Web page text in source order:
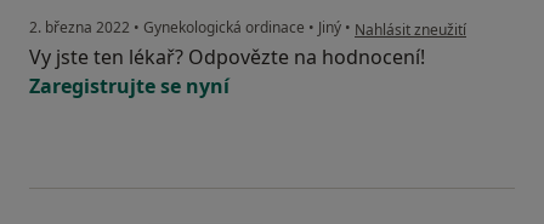
2. března 2022 • Gynekologická ordinace • Jiný • podle názoru uživatele E. M.
Nahlásit zneužití
Vy jste ten lékař? Odpovězte na hodnocení!
Zaregistrujte se nyní